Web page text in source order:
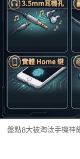
盤點8大被淘汰手機神